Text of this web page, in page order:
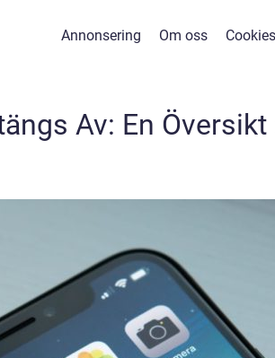
Annonsering Om oss Cookies
Av: En